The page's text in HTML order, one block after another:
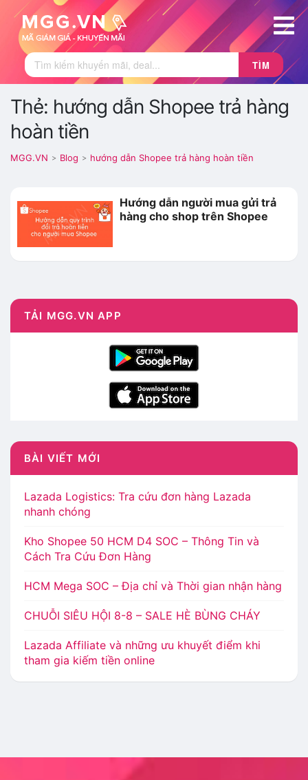
TÌM
Thẻ: hướng dẫn Shopee trả hàng
hoàn tiền
MGG.VN > Blog > hướng dẫn Shopee trả hàng hoàn tiền
Hướng dẫn người mua gửi trả
hàng cho shop trên Shopee
TẢI MGG.VN APP
BÀI VIẾT MỚI
Lazada Logistics: Tra cứu đơn hàng Lazada
nhanh chóng
Kho Shopee 50 HCM D4 SOC – Thông Tin và
Cách Tra Cứu Đơn Hàng
HCM Mega SOC – Địa chỉ và Thời gian nhận hàng
CHUỖI SIÊU HỘI 8-8 – SALE HÈ BÙNG CHÁY
Lazada Affiliate và những ưu khuyết điểm khi
tham gia kiếm tiền online